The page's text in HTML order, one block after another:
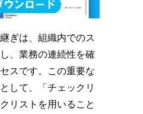
ぎは、組織内でのス
、業務の連続性を確
スです。この重要な
して、「チェックリ
リストを用いること